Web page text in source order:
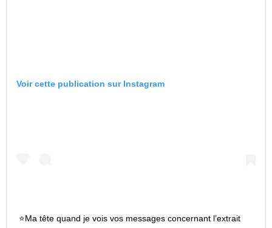
Voir cette publication sur Instagram
⭐️Ma tête quand je vois vos messages concernant l’extrait